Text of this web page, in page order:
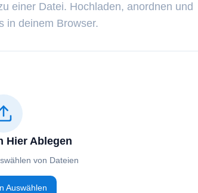
einer Datei. Hochladen, anordnen und
in deinem Browser.
Hier Ablegen
von Dateien
Auswählen